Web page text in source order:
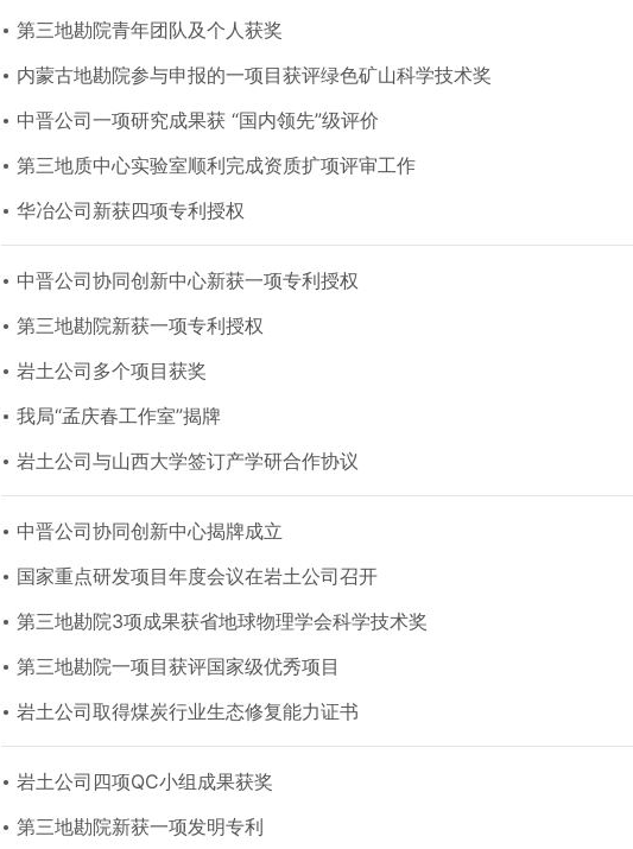
第三地勘院青年团队及个人获奖
内蒙古地勘院参与申报的一项目获评绿色矿山科学技术奖
中晋公司一项研究成果获 “国内领先”级评价
第三地质中心实验室顺利完成资质扩项评审工作
华冶公司新获四项专利授权
中晋公司协同创新中心新获一项专利授权
第三地勘院新获一项专利授权
岩土公司多个项目获奖
我局“孟庆春工作室”揭牌
岩土公司与山西大学签订产学研合作协议
中晋公司协同创新中心揭牌成立
国家重点研发项目年度会议在岩土公司召开
第三地勘院3项成果获省地球物理学会科学技术奖
第三地勘院一项目获评国家级优秀项目
岩土公司取得煤炭行业生态修复能力证书
岩土公司四项QC小组成果获奖
第三地勘院新获一项发明专利